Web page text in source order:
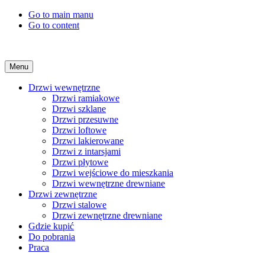
Go to main manu
Go to content
Menu
Drzwi wewnętrzne
Drzwi ramiakowe
Drzwi szklane
Drzwi przesuwne
Drzwi loftowe
Drzwi lakierowane
Drzwi z intarsjami
Drzwi płytowe
Drzwi wejściowe do mieszkania
Drzwi wewnętrzne drewniane
Drzwi zewnętrzne
Drzwi stalowe
Drzwi zewnętrzne drewniane
Gdzie kupić
Do pobrania
Praca